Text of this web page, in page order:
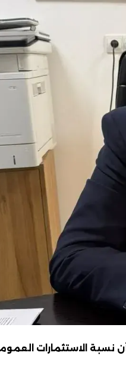
نسبة الاستثمارات